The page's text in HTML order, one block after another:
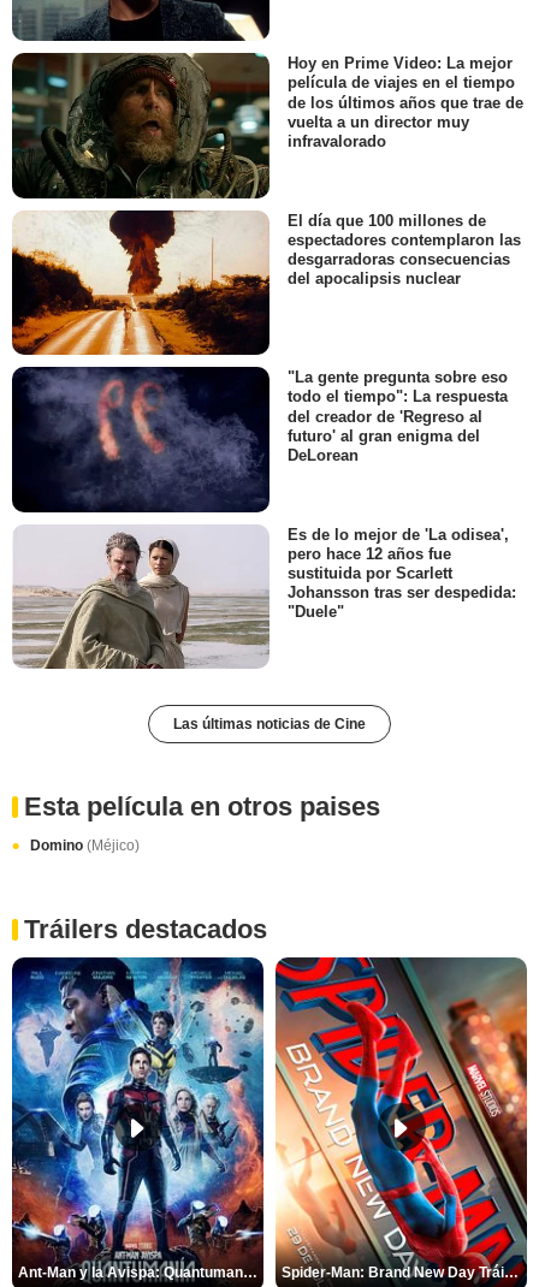
Hoy en Prime Video: La mejor
película de viajes en el tiempo
de los últimos años que trae de
vuelta a un director muy
infravalorado
El día que 100 millones de
espectadores contemplaron las
desgarradoras consecuencias
del apocalipsis nuclear
"La gente pregunta sobre eso
todo el tiempo": La respuesta
del creador de 'Regreso al
futuro' al gran enigma del
DeLorean
Es de lo mejor de 'La odisea',
pero hace 12 años fue
sustituida por Scarlett
Johansson tras ser despedida:
"Duele"
Las últimas noticias de Cine
Esta película en otros paises
Domino (Méjico)
Tráilers destacados
Ant-Man y la Avispa: Quantumanía Tráiler (2) Spider-Man: Brand New Day Tráiler (3)